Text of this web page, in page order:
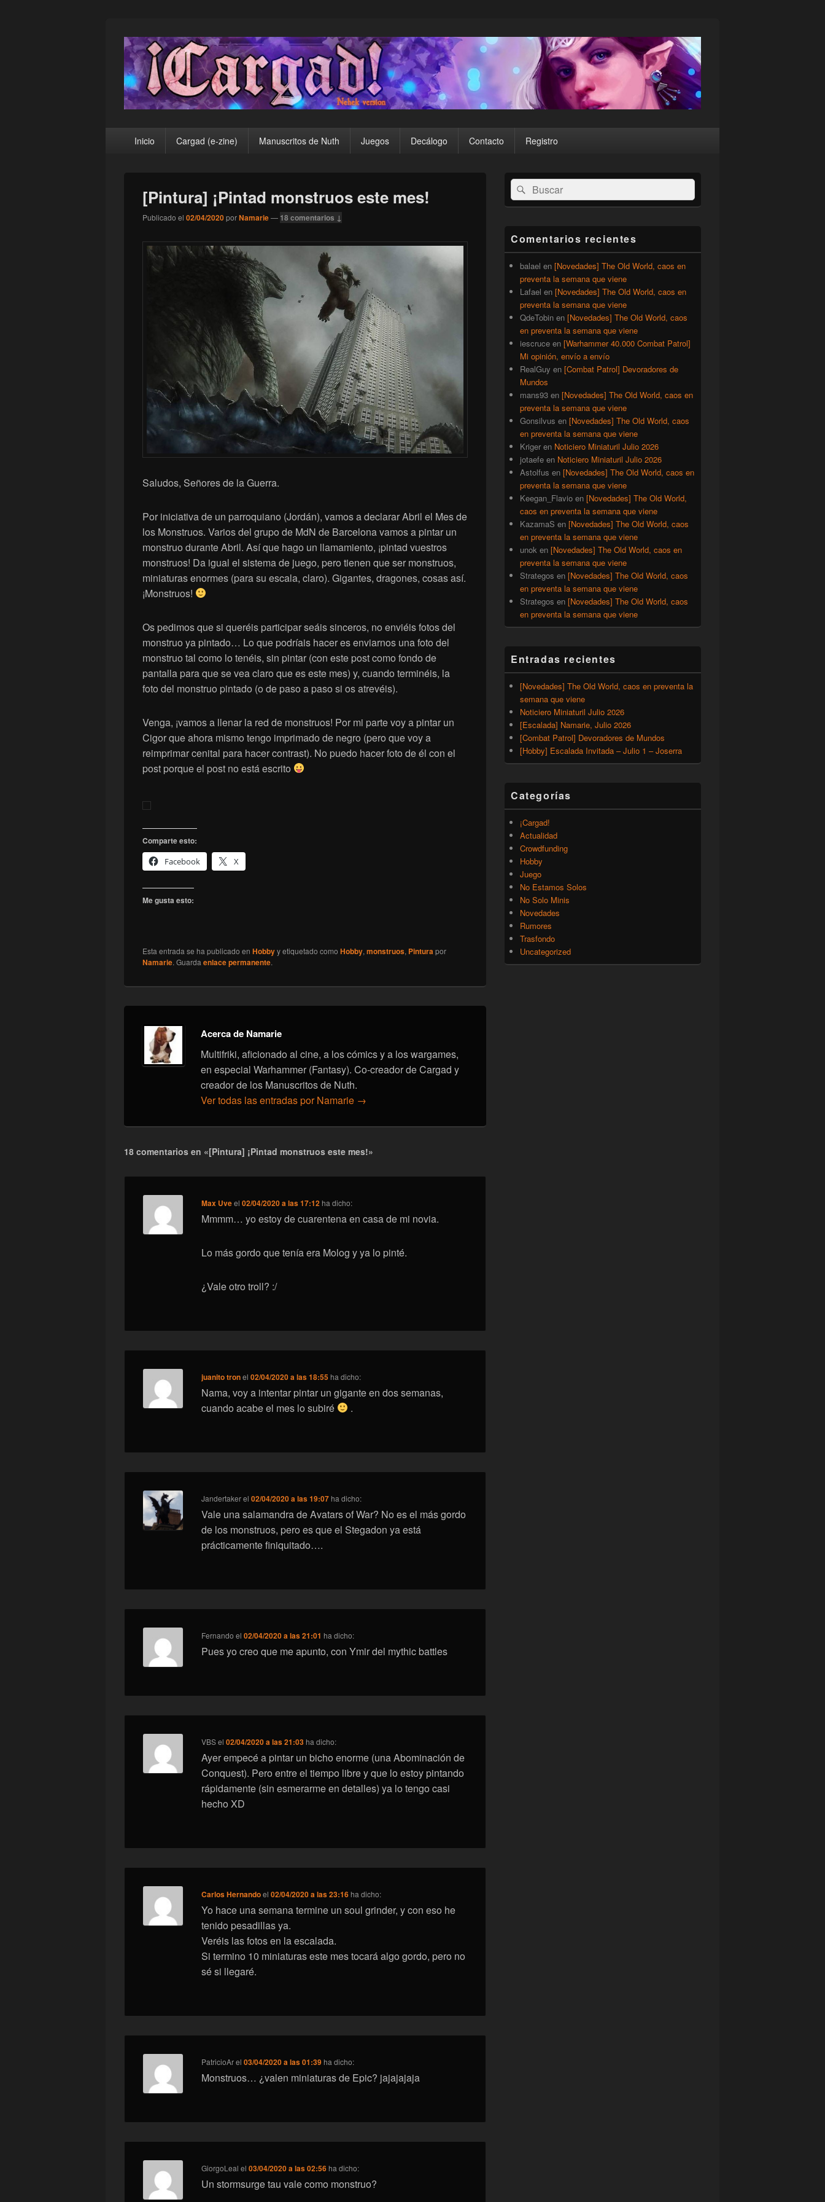
¡Cargad!
principalInicio Cargad (e-zine) Manuscritos de Nuth Juegos Decálogo Contacto Registro
[Pintura] ¡Pintad monstruos este mes!
Publicado el 02/04/2020porNamarie— 18 comentarios ↓
Saludos, Señores de la Guerra.
Por iniciativa de un parroquiano (Jordán), vamos a declarar Abril el Mes de
los Monstruos. Varios del grupo de MdN de Barcelona vamos a pintar un
monstruo durante Abril. Así que hago un llamamiento, ¡pintad vuestros
monstruos! Da igual el sistema de juego, pero tienen que ser monstruos,
miniaturas enormes (para su escala, claro). Gigantes, dragones, cosas así.
¡Monstruos!
Os pedimos que si queréis participar seáis sinceros, no enviéis fotos del
monstruo ya pintado… Lo que podríais hacer es enviarnos una foto del
monstruo tal como lo tenéis, sin pintar (con este post como fondo de
pantalla para que se vea claro que es este mes) y, cuando terminéis, la
foto del monstruo pintado (o de paso a paso si os atrevéis).
Venga, ¡vamos a llenar la red de monstruos! Por mi parte voy a pintar un
Cigor que ahora mismo tengo imprimado de negro (pero que voy a
reimprimar cenital para hacer contrast). No puedo hacer foto de él con el
post porque el post no está escrito
Comparte esto:
Facebook
X
Me gusta esto:
Esta entrada se ha publicado en Hobbyy etiquetado como Hobby, monstruos, Pintura por
Namarie. Guarda enlace permanente.
Acerca de Namarie
Multifriki, aficionado al cine, a los cómics y a los wargames,
en especial Warhammer (Fantasy). Co-creador de Cargad y
creador de los Manuscritos de Nuth.
Ver todas las entradas por Namarie →
18 comentarios en «[Pintura] ¡Pintad monstruos este mes!»
Max Uveel02/04/2020 a las 17:12ha dicho:
Mmmm… yo estoy de cuarentena en casa de mi novia.
Lo más gordo que tenía era Molog y ya lo pinté.
¿Vale otro troll? :/
juanito tronel02/04/2020 a las 18:55ha dicho:
Nama, voy a intentar pintar un gigante en dos semanas,
cuando acabe el mes lo subiré
.
Jandertakerel02/04/2020 a las 19:07ha dicho:
Vale una salamandra de Avatars of War? No es el más gordo
de los monstruos, pero es que el Stegadon ya está
prácticamente finiquitado….
Fernando el02/04/2020 a las 21:01 ha dicho:
Pues yo creo que me apunto, con Ymir del mythic battles
VBSel02/04/2020 a las 21:03ha dicho:
Ayer empecé a pintar un bicho enorme (una Abominación de
Conquest). Pero entre el tiempo libre y que lo estoy pintando
rápidamente (sin esmerarme en detalles) ya lo tengo casi
hecho XD
Carlos Hernandoel02/04/2020 a las 23:16ha dicho:
Yo hace una semana termine un soul grinder, y con eso he
tenido pesadillas ya.
Veréis las fotos en la escalada.
Si termino 10 miniaturas este mes tocará algo gordo, pero no
sé si llegaré.
PatricioArel03/04/2020 a las 01:39ha dicho:
Monstruos… ¿valen miniaturas de Epic? jajajajaja
GiorgoLeal el03/04/2020 a las 02:56ha dicho:
Un stormsurge tau vale como monstruo?
El
área
de
lateral
primaria
Buscar
por:
Buscar
Comentarios recientes
balael en [Novedades] The Old World, caos en
preventa la semana que viene
Lafael en [Novedades] The Old World, caos en
preventa la semana que viene
QdeTobin en [Novedades] The Old World, caos
en preventa la semana que viene
iescruce en [Warhammer 40.000 Combat Patrol]
Mi opinión, envío a envío
RealGuy en [Combat Patrol] Devoradores de
Mundos
mans93 en [Novedades] The Old World, caos en
preventa la semana que viene
Gonsilvus en [Novedades] The Old World, caos
en preventa la semana que viene
Kriger en Noticiero Miniaturil Julio 2026
jotaefe en Noticiero Miniaturil Julio 2026
Astolfus en [Novedades] The Old World, caos en
preventa la semana que viene
Keegan_Flavio en [Novedades] The Old World,
caos en preventa la semana que viene
KazamaS en [Novedades] The Old World, caos
en preventa la semana que viene
unok en [Novedades] The Old World, caos en
preventa la semana que viene
Strategos en [Novedades] The Old World, caos
en preventa la semana que viene
Strategos en [Novedades] The Old World, caos
en preventa la semana que viene
Entradas recientes
[Novedades] The Old World, caos en preventa la
semana que viene
Noticiero Miniaturil Julio 2026
[Escalada] Namarie, Julio 2026
[Combat Patrol] Devoradores de Mundos
[Hobby] Escalada Invitada – Julio 1 – Joserra
Categorías
¡Cargad!
Actualidad
Crowdfunding
Hobby
Juego
No Estamos Solos
No Solo Minis
Novedades
Rumores
Trasfondo
Uncategorized